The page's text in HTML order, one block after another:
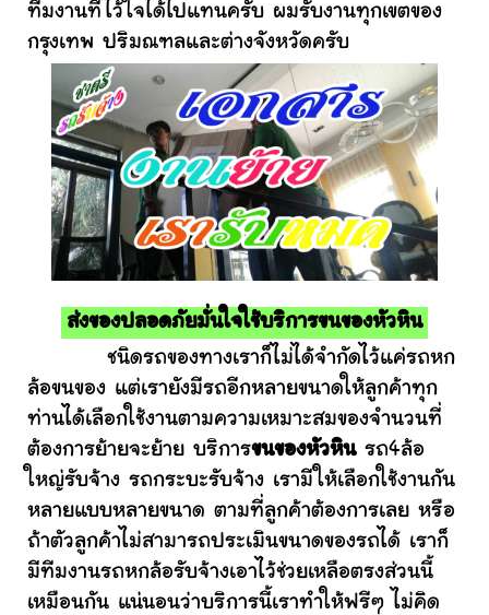
ทีมงานที่ไว้ใจได้ไปแทนครับ ผมรับงานทุกเขตของ
กรุงเทพ ปริมณฑลและต่างจังหวัดครับ
ส่งของปลอดภัยมั่นใจใช้บริการขนของหัวหิน
ชนิดรถของทางเราก็ไม่ได้จำกัดไว้แค่รถหก
ล้อขนของ แต่เรายังมีรถอีกหลายขนาดให้ลูกค้าทุก
ท่านได้เลือกใช้งานตามความเหมาะสมของจำนวนที่
ต้องการย้ายจะย้าย บริการขนของหัวหินรถ4ล้อ
ใหญ่รับจ้าง รถกระบะรับจ้าง เรามีให้เลือกใช้งานกัน
หลายแบบหลายขนาด ตามที่ลูกค้าต้องการเลย หรือ
ถ้าตัวลูกค้าไม่สามารถประเมินขนาดของรถได้ เราก็
มีทีมงานรถหกล้อรับจ้างเอาไว้ช่วยเหลือตรงส่วนนี้
เหมือนกัน แน่นอนว่าบริการนี้เราทำให้ฟรีๆ ไม่คิด